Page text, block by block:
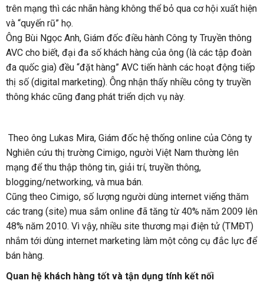
trên mạng thì các nhãn hàng không thể bỏ qua cơ hội xuất hiện
và “quyến rũ” họ.
Ông Bùi Ngọc Anh, Giám đốc điều hành Công ty Truyền thông
AVC cho biết, đại đa số khách hàng của ông (là các tập đoàn
đa quốc gia) đều “đặt hàng” AVC tiến hành các hoạt động tiếp
thị số (digital marketing). Ông nhận thấy nhiều công ty truyền
thông khác cũng đang phát triển dịch vụ này.
Theo ông Lukas Mira, Giám đốc hệ thống online của Công ty
Nghiên cứu thị trường Cimigo, người Việt Nam thường lên
mạng để thu thập thông tin, giải trí, truyền thông,
blogging/networking, và mua bán.
Cũng theo Cimigo, số lượng người dùng internet viếng thăm
các trang (site) mua sắm online đã tăng từ 40% năm 2009 lên
48% năm 2010. Vì vậy, nhiều site thương mại điện tử (TMĐT)
nhắm tới dùng internet marketing làm một công cụ đắc lực để
bán hàng.
Quan hệ khách hàng tốt và tận dụng tính kết nối